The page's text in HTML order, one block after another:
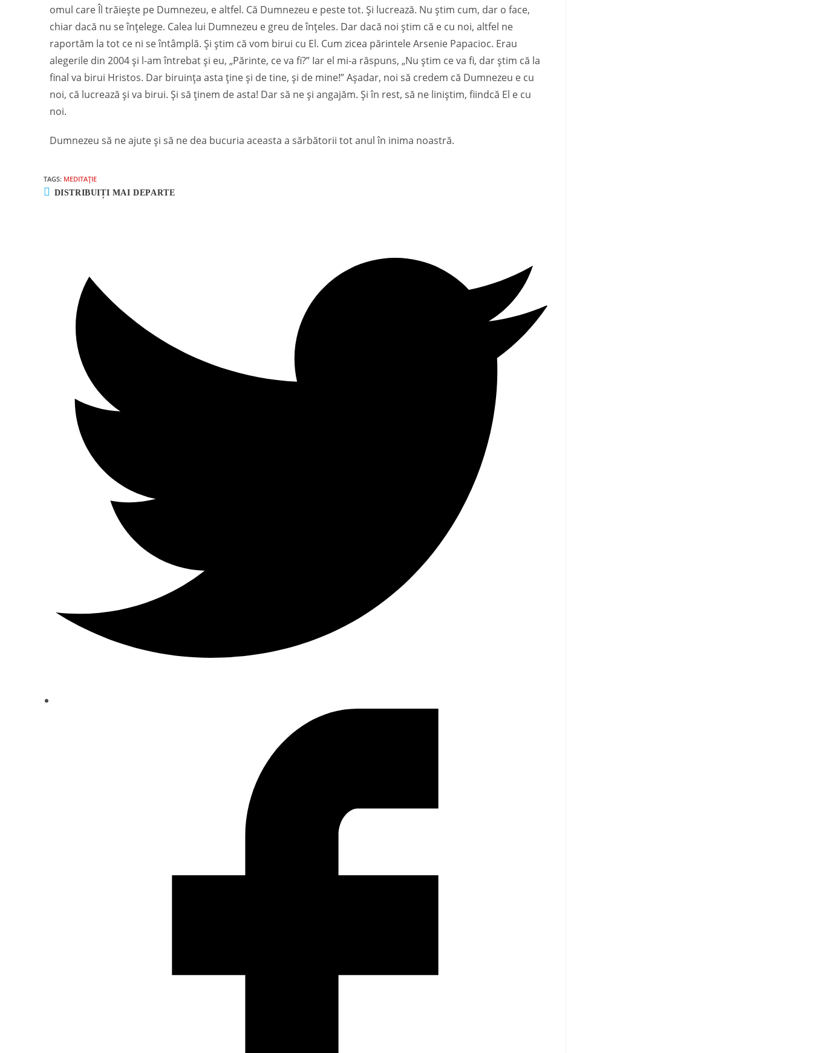
omul care Îl trăiește pe Dumnezeu, e altfel. Că Dumnezeu e peste tot. Și lucrează. Nu știm cum, dar o face,
chiar dacă nu se înțelege. Calea lui Dumnezeu e greu de înțeles. Dar dacă noi știm că e cu noi, altfel ne
raportăm la tot ce ni se întâmplă. Și știm că vom birui cu El. Cum zicea părintele Arsenie Papacioc. Erau
alegerile din 2004 și l-am întrebat și eu, „Părinte, ce va fi?” Iar el mi-a răspuns, „Nu știm ce va fi, dar știm că la
final va birui Hristos. Dar biruința asta ține și de tine, și de mine!” Așadar, noi să credem că Dumnezeu e cu
noi, că lucrează și va birui. Și să ținem de asta! Dar să ne și angajăm. Și în rest, să ne liniștim, fiindcă El e cu
noi.
Dumnezeu să ne ajute și să ne dea bucuria aceasta a sărbătorii tot anul în inima noastră.
TAGS: MEDITAȚIE
DISTRIBUIȚI MAI DEPARTE